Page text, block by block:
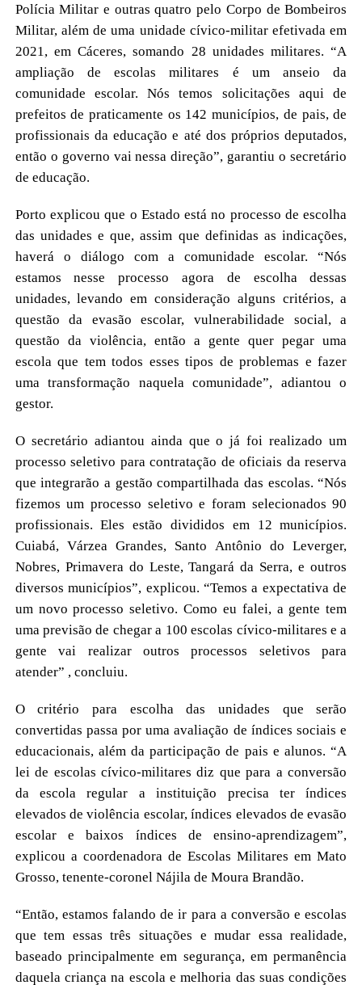
Polícia Militar e outras quatro pelo Corpo de Bombeiros
Militar, além de uma unidade cívico-militar efetivada em
2021, em Cáceres, somando 28 unidades militares. “A
ampliação de escolas militares é um anseio da
comunidade escolar. Nós temos solicitações aqui de
prefeitos de praticamente os 142 municípios, de pais, de
profissionais da educação e até dos próprios deputados,
então o governo vai nessa direção”, garantiu o secretário
de educação.
Porto explicou que o Estado está no processo de escolha
das unidades e que, assim que definidas as indicações,
haverá o diálogo com a comunidade escolar. “Nós
estamos nesse processo agora de escolha dessas
unidades, levando em consideração alguns critérios, a
questão da evasão escolar, vulnerabilidade social, a
questão da violência, então a gente quer pegar uma
escola que tem todos esses tipos de problemas e fazer
uma transformação naquela comunidade”, adiantou o
gestor.
O secretário adiantou ainda que o já foi realizado um
processo seletivo para contratação de oficiais da reserva
que integrarão a gestão compartilhada das escolas. “Nós
fizemos um processo seletivo e foram selecionados 90
profissionais. Eles estão divididos em 12 municípios.
Cuiabá, Várzea Grandes, Santo Antônio do Leverger,
Nobres, Primavera do Leste, Tangará da Serra, e outros
diversos municípios”, explicou. “Temos a expectativa de
um novo processo seletivo. Como eu falei, a gente tem
uma previsão de chegar a 100 escolas cívico-militares e a
gente vai realizar outros processos seletivos para
atender” , concluiu.
O critério para escolha das unidades que serão
convertidas passa por uma avaliação de índices sociais e
educacionais, além da participação de pais e alunos. “A
lei de escolas cívico-militares diz que para a conversão
da escola regular a instituição precisa ter índices
elevados de violência escolar, índices elevados de evasão
escolar e baixos índices de ensino-aprendizagem”,
explicou a coordenadora de Escolas Militares em Mato
Grosso, tenente-coronel Nájila de Moura Brandão.
“Então, estamos falando de ir para a conversão e escolas
que tem essas três situações e mudar essa realidade,
baseado principalmente em segurança, em permanência
daquela criança na escola e melhoria das suas condições